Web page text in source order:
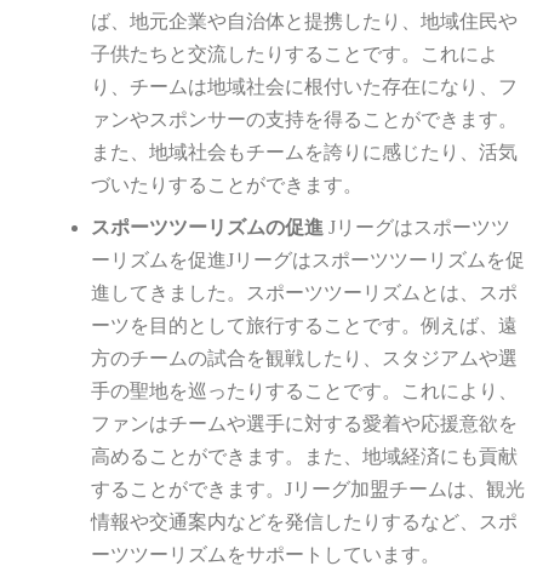
ば、地元企業や自治体と提携したり、地域住民や
子供たちと交流したりすることです。これによ
り、チームは地域社会に根付いた存在になり、フ
ァンやスポンサーの支持を得ることができます。
また、地域社会もチームを誇りに感じたり、活気
づいたりすることができます。
スポーツツーリズムの促進 Jリーグはスポーツツ
ーリズムを促進Jリーグはスポーツツーリズムを促
進してきました。スポーツツーリズムとは、スポ
ーツを目的として旅行することです。例えば、遠
方のチームの試合を観戦したり、スタジアムや選
手の聖地を巡ったりすることです。これにより、
ファンはチームや選手に対する愛着や応援意欲を
高めることができます。また、地域経済にも貢献
することができます。Jリーグ加盟チームは、観光
情報や交通案内などを発信したりするなど、スポ
ーツツーリズムをサポートしています。